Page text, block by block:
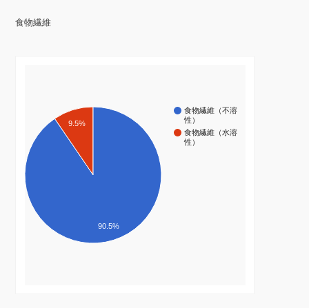
食物繊維
食物繊維（不溶
性）
食物繊維（水溶
性）
9.5%
90.5%